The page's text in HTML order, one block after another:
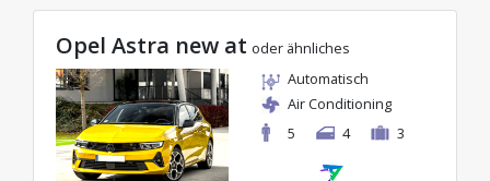
Opel Astra new at oder ähnliches
Automatisch
Air Conditioning
5
4 3